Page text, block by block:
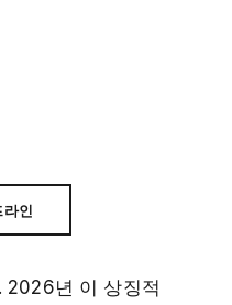
인
2026년 이 상징적